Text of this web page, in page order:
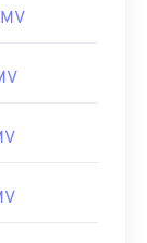
_포맷